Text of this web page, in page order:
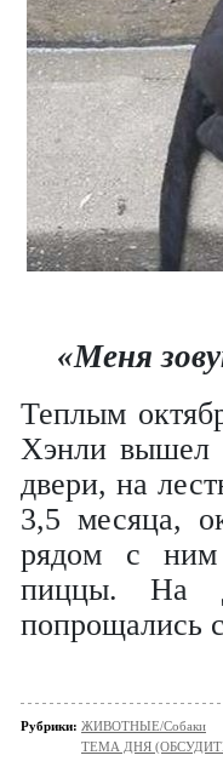
«Меня
Теплым
Хэнли вышел
двери, на
3,5 месяца,
рядом с ним
пиццы. На
попрощались
Рубрики: ЖИВОТНЫЕ/Собаки
ТЕМА ДНЯ